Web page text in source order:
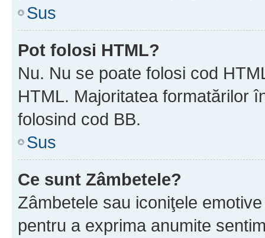
Sus
Pot folosi HTML?
Nu. Nu se poate folosi cod
HTML. Majoritatea formatărilor
folosind cod BB.
Sus
Ce sunt Zâmbetele?
Zâmbetele sau iconiţele
pentru a exprima anumite